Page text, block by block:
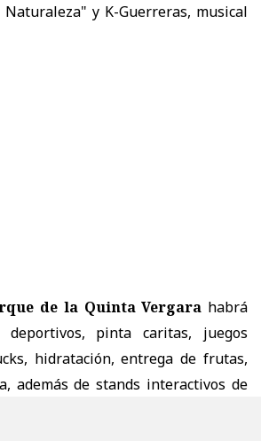
y K-Guerreras, musical
de la Quinta Vergara habrá
deportivos, pinta caritas, juegos
hidratación, entrega de frutas,
además de stands interactivos de